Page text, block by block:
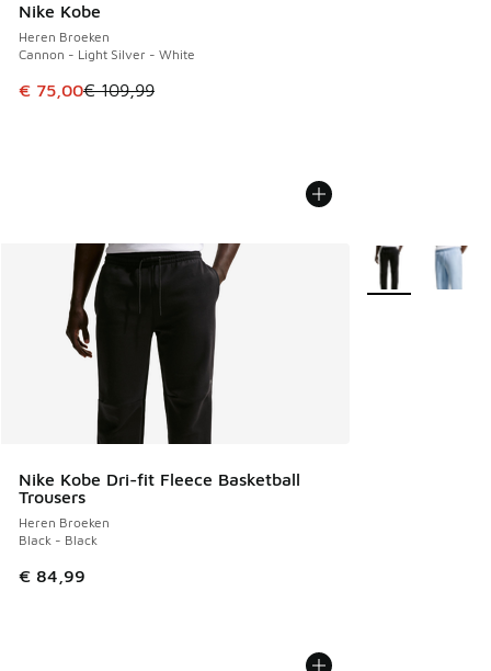
Nike Kobe
Heren Broeken
Cannon - Light Silver - White
Dit artikel is in de uitverkoop. Dit artikel is in de
€ 75,00€ 109,99
Nike Kobe Dri-fit Fleece Basketball
Trousers
Heren Broeken
Black - Black
€ 84,99
Meer kleuren